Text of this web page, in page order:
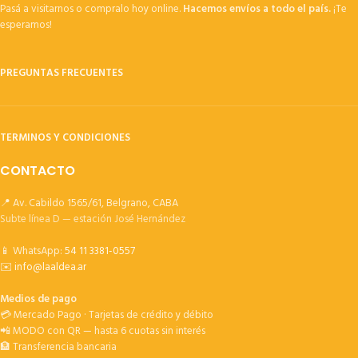
Pasá a visitarnos o compralo hoy online.Hacemos envíos a todo el país.¡Te
esperamos!
PREGUNTAS FRECUENTES
TERMINOS Y CONDICIONES
CONTACTO
📍 Av. Cabildo 1565/61, Belgrano, CABA
Subte línea D — estación José Hernández
📱 WhatsApp:54 11 3381-0557
✉️info@laaldea.ar
Medios de pago
💳 Mercado Pago · Tarjetas de crédito y débito
📲 MODO con QR — hasta 6 cuotas sin interés
🏦 Transferencia bancaria